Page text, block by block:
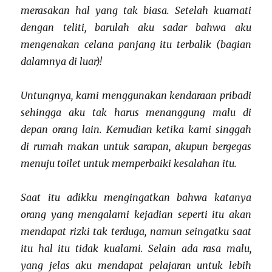
merasakan hal yang tak biasa. Setelah kuamati
dengan teliti, barulah aku sadar bahwa aku
mengenakan celana panjang itu terbalik (bagian
dalamnya di luar)!
Untungnya, kami menggunakan kendaraan pribadi
sehingga aku tak harus menanggung malu di
depan orang lain. Kemudian ketika kami singgah
di rumah makan untuk sarapan, akupun bergegas
menuju toilet untuk memperbaiki kesalahan itu.
Saat itu adikku mengingatkan bahwa katanya
orang yang mengalami kejadian seperti itu akan
mendapat rizki tak terduga, namun seingatku saat
itu hal itu tidak kualami. Selain ada rasa malu,
yang jelas aku mendapat pelajaran untuk lebih